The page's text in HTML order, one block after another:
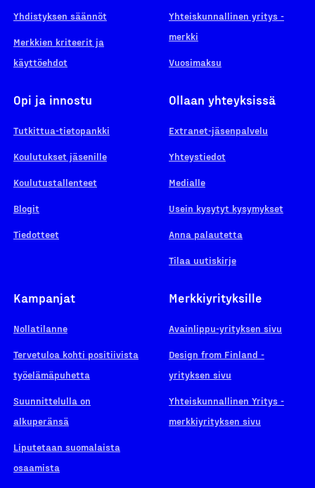
Yhdistyksen säännöt
Merkkien kriteerit ja
käyttöehdot
Yhteiskunnallinen yritys -
merkki
Vuosimaksu
Opi ja innostu
Tutkittua-tietopankki
Koulutukset jäsenille
Koulutustallenteet
Blogit
Tiedotteet
Ollaan yhteyksissä
Extranet-jäsenpalvelu
Yhteystiedot
Medialle
Usein kysytyt kysymykset
Anna palautetta
Tilaa uutiskirje
Kampanjat
Nollatilanne
Tervetuloa kohti positiivista
työelämäpuhetta
Suunnittelulla on
alkuperänsä
Liputetaan suomalaista
osaamista
Merkkiyrityksille
Avainlippu-yrityksen sivu
Design from Finland -
yrityksen sivu
Yhteiskunnallinen Yritys -
merkkiyrityksen sivu